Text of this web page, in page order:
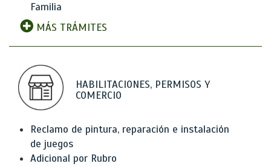
Familia
MÁS TRÁMITES
HABILITACIONES, PERMISOS Y
COMERCIO
Reclamo de pintura, reparación e instalación
de juegos
Adicional por Rubro